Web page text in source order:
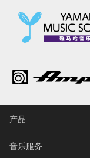
产品
音乐服务